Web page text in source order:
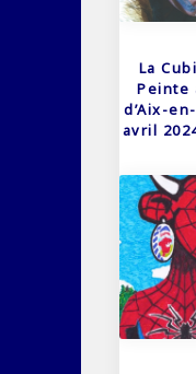
La
Peinte
d’Aix-
avril